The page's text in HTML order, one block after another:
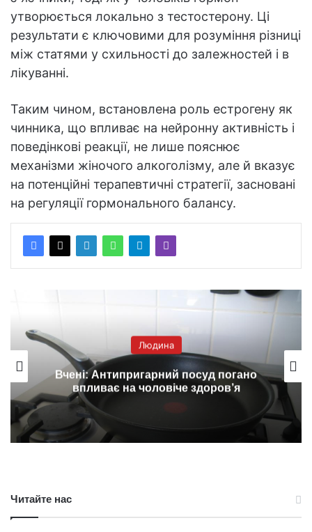
утворюється локально з тестостерону. Ці
результати є ключовими для розуміння різниці
між статями у схильності до залежностей і в
лікуванні.
Таким чином, встановлена роль естрогену як
чинника, що впливає на нейронну активність і
поведінкові реакції, не лише пояснює
механізми жіночого алкоголізму, але й вказує
на потенційні терапевтичні стратегії, засновані
на регуляції гормонального балансу.
Людина
Вчені: Антипригарний посуд погано
впливає на чоловіче здоров’я
Читайте нас